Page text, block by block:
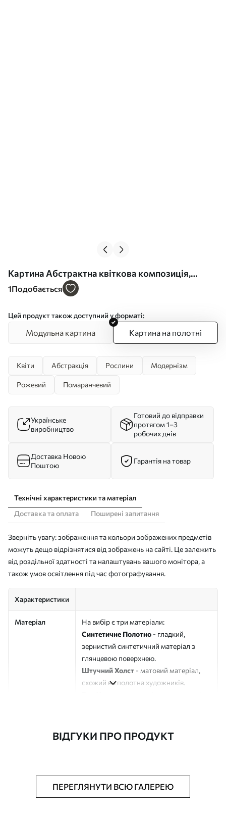
Картина Абстрактна квіткова композиція,
імітація живопису Арт. s49139
1Подобається
Цей продукт також доступний у форматі:
Модульна картина Картина на полотні
Квіти Абстракція Рослини Модернізм
Рожевий Помаранчевий
Українське
виробництво
Готовий до відправки
протягом 1–3
робочих днів
Доставка Новою
Поштою
Гарантія на товар
Технічні характеристики та матеріал
Доставка та оплата
Поширені запитання
Зверніть увагу: зображення та кольори зображених предметів
можуть дещо відрізнятися від зображень на сайті. Це залежить
від роздільної здатності та налаштувань вашого монітора, а
також умов освітлення під час фотографування.
Характеристики
Матеріал
На вибір є три матеріали:
Синтетичне Полотно - гладкий,
зернистий синтетичний матеріал з
глянцевою поверхнею.
Штучний Холст - матовий матеріал,
схожий на полотна художників.
Додатково Можна додати лакове покриття.
ВІДГУКИ ПРО ПРОДУКТ
ПЕРЕГЛЯНУТИ ВСЮ ГАЛЕРЕЮ